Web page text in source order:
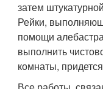
затем
Рейки,
помощи
выполнить
комнаты,